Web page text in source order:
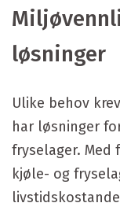
løsninger
Ulike behov
har løsninger
fryselager. Med
kjøle- og